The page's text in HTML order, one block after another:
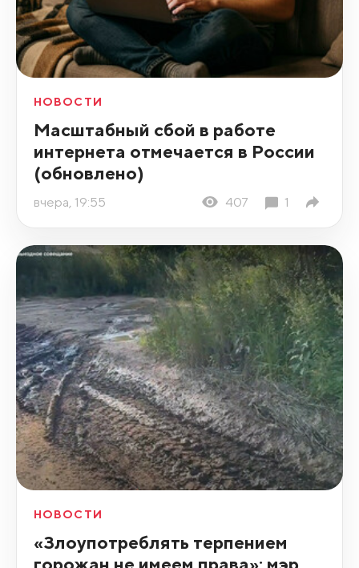
НОВОСТИ
Масштабный сбой в работе
интернета отмечается в России
(обновлено)
вчера, 19:55 407 1
НОВОСТИ
«Злоупотреблять терпением
горожан не имеем права»: мэр